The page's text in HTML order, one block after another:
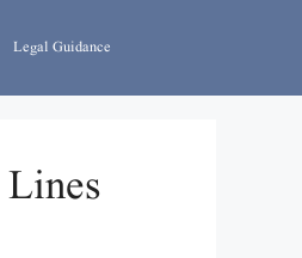
Legal Guidance